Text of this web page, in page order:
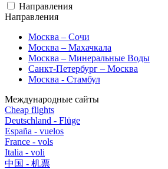
Направления
Направления
Москва – Сочи
Москва – Махачкала
Москва – Минеральные Воды
Санкт-Петербург – Москва
Москва - Стамбул
Международные сайты
Cheap flights
Deutschland - Flüge
España - vuelos
France - vols
Italia - voli
中国 - 机票